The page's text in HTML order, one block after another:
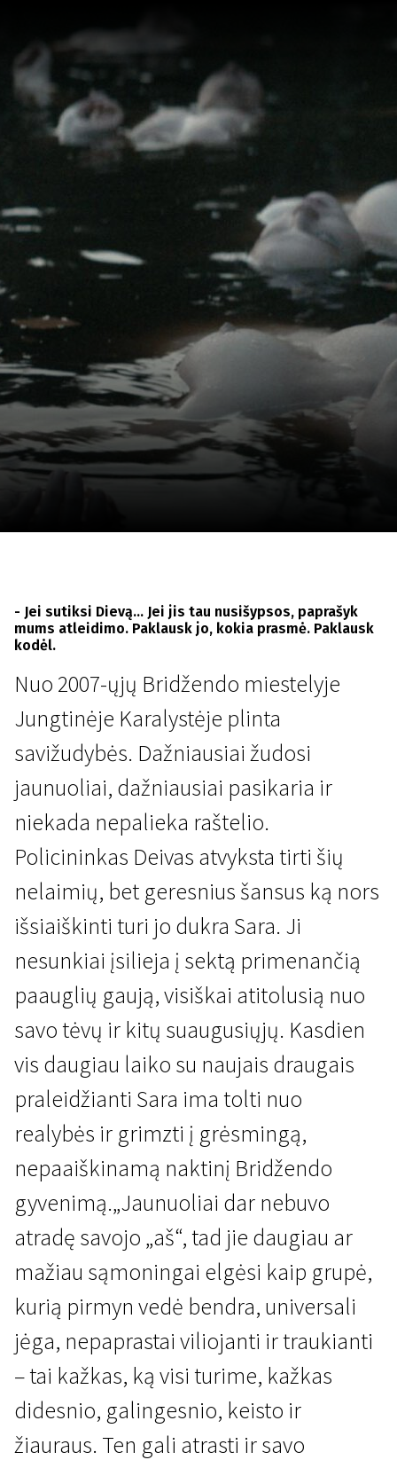
Naujienos iš Šiaurės
Bridžendas
1 val. 44 min. | Drama | N/A
- Jei sutiksi Dievą... Jei jis tau nusišypsos, paprašyk
mums atleidimo. Paklausk jo, kokia prasmė. Paklausk
kodėl.
Nuo 2007-ųjų Bridžendo miestelyje
Jungtinėje Karalystėje plinta
savižudybės. Dažniausiai žudosi
jaunuoliai, dažniausiai pasikaria ir
niekada nepalieka raštelio.
Policininkas Deivas atvyksta tirti šių
nelaimių, bet geresnius šansus ką nors
išsiaiškinti turi jo dukra Sara. Ji
nesunkiai įsilieja į sektą primenančią
paauglių gaują, visiškai atitolusią nuo
savo tėvų ir kitų suaugusiųjų. Kasdien
vis daugiau laiko su naujais draugais
praleidžianti Sara ima tolti nuo
realybės ir grimzti į grėsmingą,
nepaaiškinamą naktinį Bridžendo
gyvenimą.„Jaunuoliai dar nebuvo
atradę savojo „aš“, tad jie daugiau ar
mažiau sąmoningai elgėsi kaip grupė,
kurią pirmyn vedė bendra, universali
jėga, nepaprastai viliojanti ir traukianti
– tai kažkas, ką visi turime, kažkas
didesnio, galingesnio, keisto ir
žiauraus. Ten gali atrasti ir savo